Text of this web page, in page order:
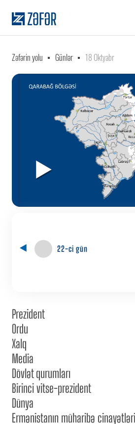
Zəfərin yolu Günlər 18 Oktyabr
22-ci gün
Prezident
Ordu
Xalq
Media
Dövlət qurumları
Birinci vitse-prezident
Dünya
Ermənistanın müharibə cinayətləri